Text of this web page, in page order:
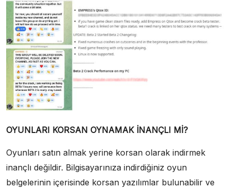
OYUNLARI KORSAN OYNAMAK İNANÇLI Mİ?
Oyunları satın almak yerine korsan olarak indirmek
inançlı değildir. Bilgisayarınıza indirdiğiniz oyun
belgelerinin içerisinde korsan yazılımlar bulunabilir ve